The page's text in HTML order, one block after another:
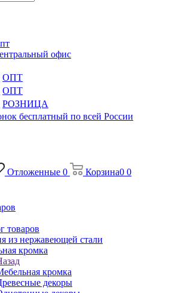
офис
ОПТ
ОПТ
РОЗНИЦА
бесплатный по всей России
Отложенные 0 Корзина0 0
товаров
из нержавеющей стали
кромка
кромка
декоры